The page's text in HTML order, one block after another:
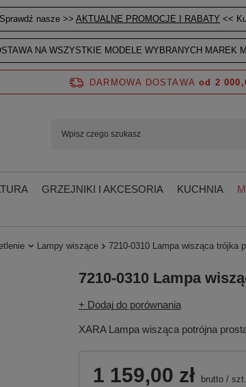
Sprawdź nasze >> AKTUALNE PROMOCJE I RABATY <<
NA WSZYSTKIE MODELE WYBRANYCH MAREK
DARMOWA DOSTAWA od 2
GRZEJNIKI I AKCESORIA KUCHNIA
Lampy wiszące 7210-0310 Lampa wisząca trójka
7210-0310 Lampa
+ Dodaj do porównania
XARA Lampa wisząca potrójna
1 159,00 zł brutto/ szt.